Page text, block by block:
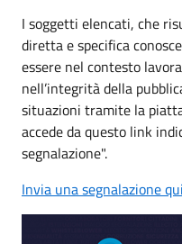
I soggetti elencati, che
diretta e specifica
essere nel contesto
nell’integrità della
situazioni tramite la
accede da questo link
segnalazione".
Invia una segnalazione qui